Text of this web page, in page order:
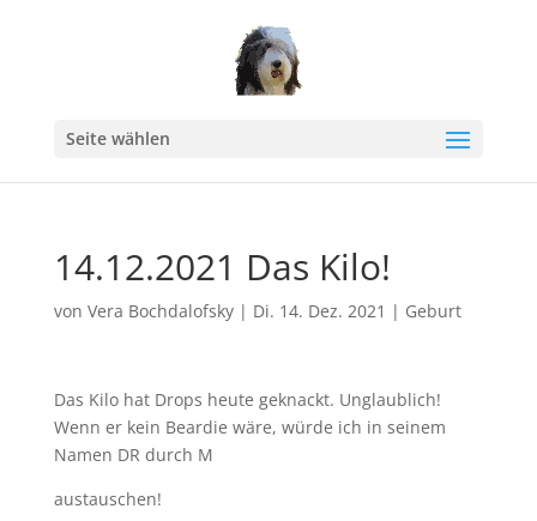
Seite wählen
14.12.2021 Das Kilo!
von Vera Bochdalofsky| Di. 14. Dez. 2021 | Geburt
Das Kilo hat Drops heute geknackt. Unglaublich!
Wenn er kein Beardie wäre, würde ich in seinem
Namen DR durch M
austauschen!